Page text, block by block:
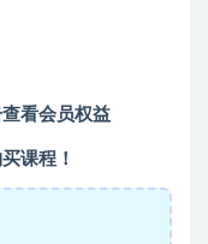
看会员权益
课程！